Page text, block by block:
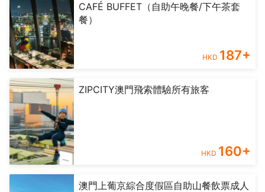
CAFÉ BUFFET（自助午晚餐/下午茶套
餐）
HKD 187+
ZIPCITY澳門飛索體驗所有旅客
HKD 160+
澳門上葡京綜合度假區自助山餐飲票成人